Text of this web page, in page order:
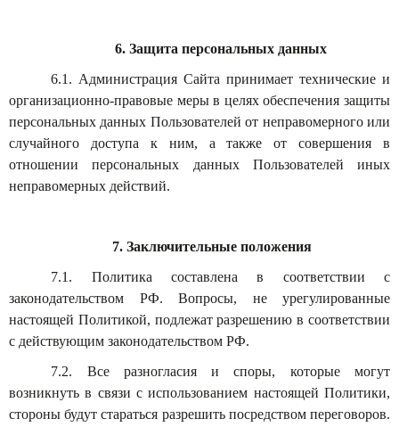
6. Защита персональных данных
6.1. Администрация Сайта принимает технические и
организационно-правовые меры в целях обеспечения защиты
персональных данных Пользователей от неправомерного или
случайного доступа к ним, а также от совершения в
отношении персональных данных Пользователей иных
неправомерных действий.
7. Заключительные положения
7.1. Политика составлена в соответствии с
законодательством РФ. Вопросы, не урегулированные
настоящей Политикой, подлежат разрешению в соответствии
с действующим законодательством РФ.
7.2. Все разногласия и споры, которые могут
возникнуть в связи с использованием настоящей Политики,
стороны будут стараться разрешить посредством переговоров.